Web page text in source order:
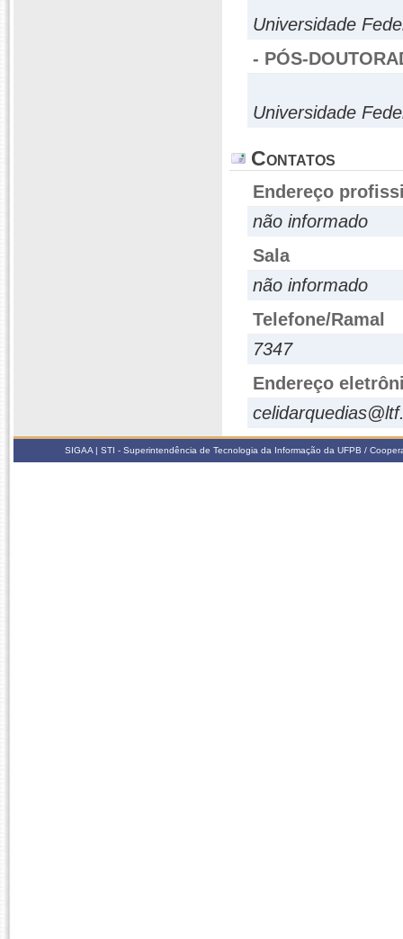
Universidade
- PÓS-
Universidade
Contatos
Endereço
não informado
Sala
não informado
Telefone/Ramal
7347
Endereço
SIGAA | STI - Superintendência de Tecnologia da Informação da UFPB /